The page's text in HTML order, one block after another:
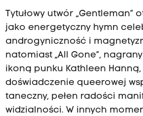
Tytułowy utwór „Gentleman”
jako energetyczny hymn
androgyniczność i
natomiast „All Gone”,
ikoną punku Kathleen
doświadczenie queerowej
taneczny, pełen radości
widzialności. W innych